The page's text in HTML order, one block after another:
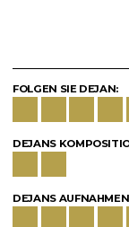
FOLGEN SIE DEJAN:
DEJANS
DEJANS AUFNAHMEN